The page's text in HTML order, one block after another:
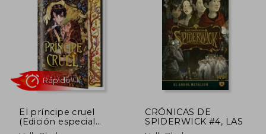
El príncipe cruel
(Edición especial
limitada)
CRÓNICAS DE
SPIDERWICK #4, LAS